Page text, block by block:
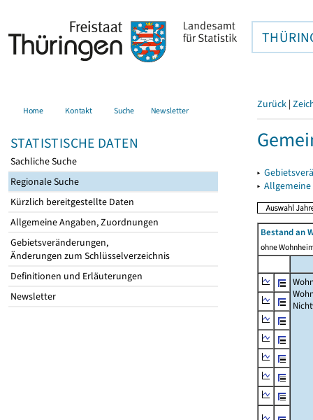
Home Kontakt Suche Newsletter
STATISTISCHE DATEN
Sachliche Suche
Regionale Suche
Kürzlich bereitgestellte Daten
Allgemeine Angaben, Zuordnungen
Gebietsveränderungen,
Änderungen zum Schlüsselverzeichnis
Definitionen und Erläuterungen
Newsletter
Zurück |
▸
▸
Bestand an
ohne